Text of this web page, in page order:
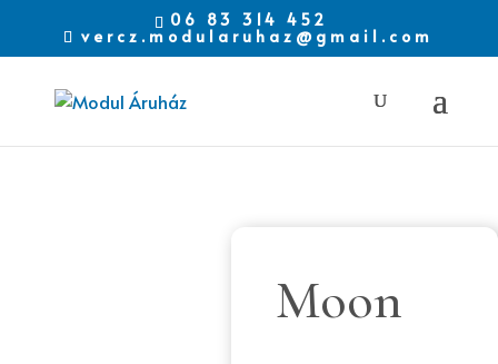
06 83 314 452
vercz.modularuhaz@gmail.com
Moon